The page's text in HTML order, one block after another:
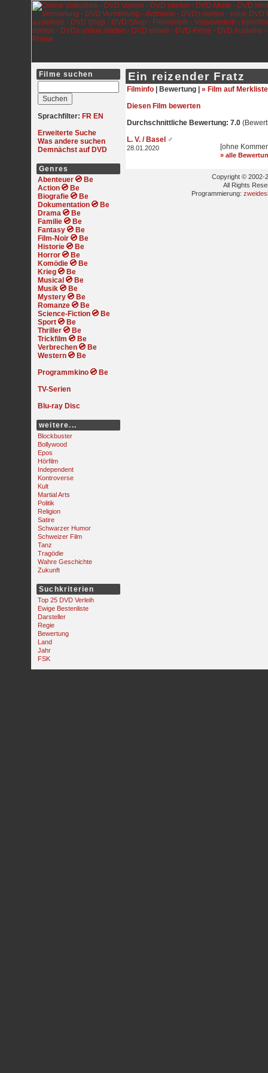
Filme suchen
Sprachfilter: FR EN
Erweiterte Suche
Was andere suchen
Demnächst auf DVD
Genres
Abenteuer
Action
Biografie
Dokumentation
Drama
Familie
Fantasy
Film-Noir
Historie
Horror
Komödie
Krieg
Musical
Musik
Mystery
Romanze
Science-Fiction
Sport
Thriller
Trickfilm
Verbrechen
Western
Programmkino
TV-Serien
Blu-ray Disc
weitere...
Blockbuster
Bollywood
Epos
Hörfilm
Independent
Kontroverse
Kult
Martial Arts
Politik
Religion
Satire
Schwarzer Humor
Schweizer Film
Tanz
Tragödie
Wahre Geschichte
Zukunft
Suchkriterien
Top 25 DVD Verleih
Ewige Bestenliste
Darsteller
Regie
Bewertung
Land
Jahr
FSK
Ein reizender Fratz
Filminfo Bewertung | » Film auf Merkliste
Diesen Film bewerten
Durchschnittliche Bewertung: 7.0
L. V. / Basel ♂
28.01.2020 [ohne
» alle
Copyright © 2002-
All Rights
Programmierung: